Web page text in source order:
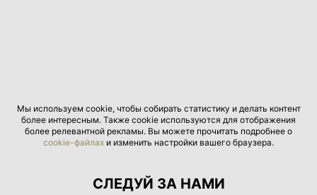
Мы используем cookie, чтобы собирать статистику и делать контент
более интересным. Также cookie используются для отображения
более релевантной рекламы. Вы можете прочитать подробнее о
cookie-файлах и изменить настройки вашего браузера.
СЛЕДУЙ ЗА НАМИ